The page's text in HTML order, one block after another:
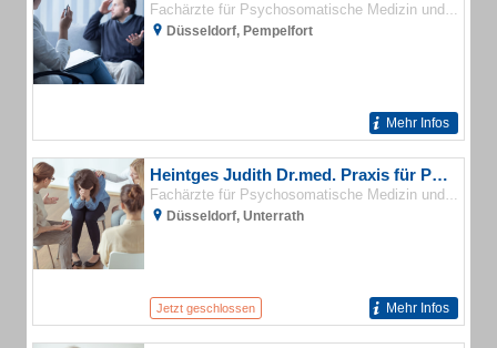
Fachärzte für Psychosomatische Medizin und Psychotherapie
Düsseldorf, Pempelfort
Mehr Infos
Heintges Judith Dr.med. Praxis für Psychotherapie
Fachärzte für Psychosomatische Medizin und Psychotherapie
Düsseldorf, Unterrath
Jetzt geschlossen Mehr Infos